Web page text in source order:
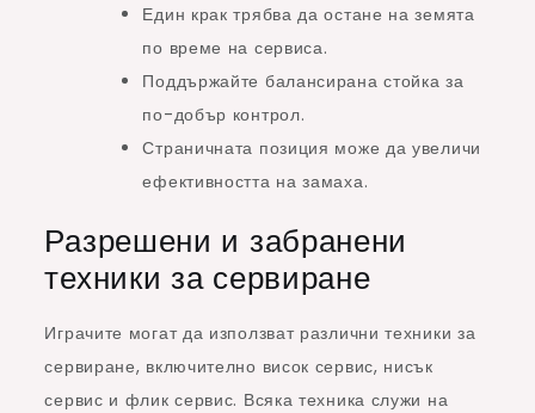
Един крак трябва да остане на земята
по време на сервиса.
Поддържайте балансирана стойка за
по-добър контрол.
Страничната позиция може да увеличи
ефективността на замаха.
Разрешени и забранени
техники за сервиране
Играчите могат да използват различни техники за
сервиране, включително висок сервис, нисък
сервис и флик сервис. Всяка техника служи на